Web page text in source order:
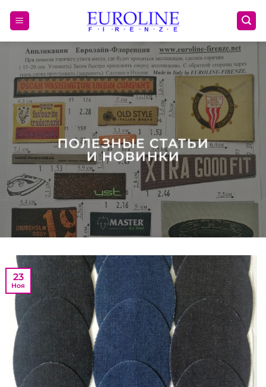
ПОЛЕЗНЫЕ СТАТЬИ
И НОВИНКИ
23
Ноя